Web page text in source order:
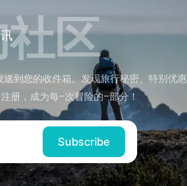
区
到您的收件箱。发现旅行秘密、特别优惠
册，成为每–次冒险的–部分！